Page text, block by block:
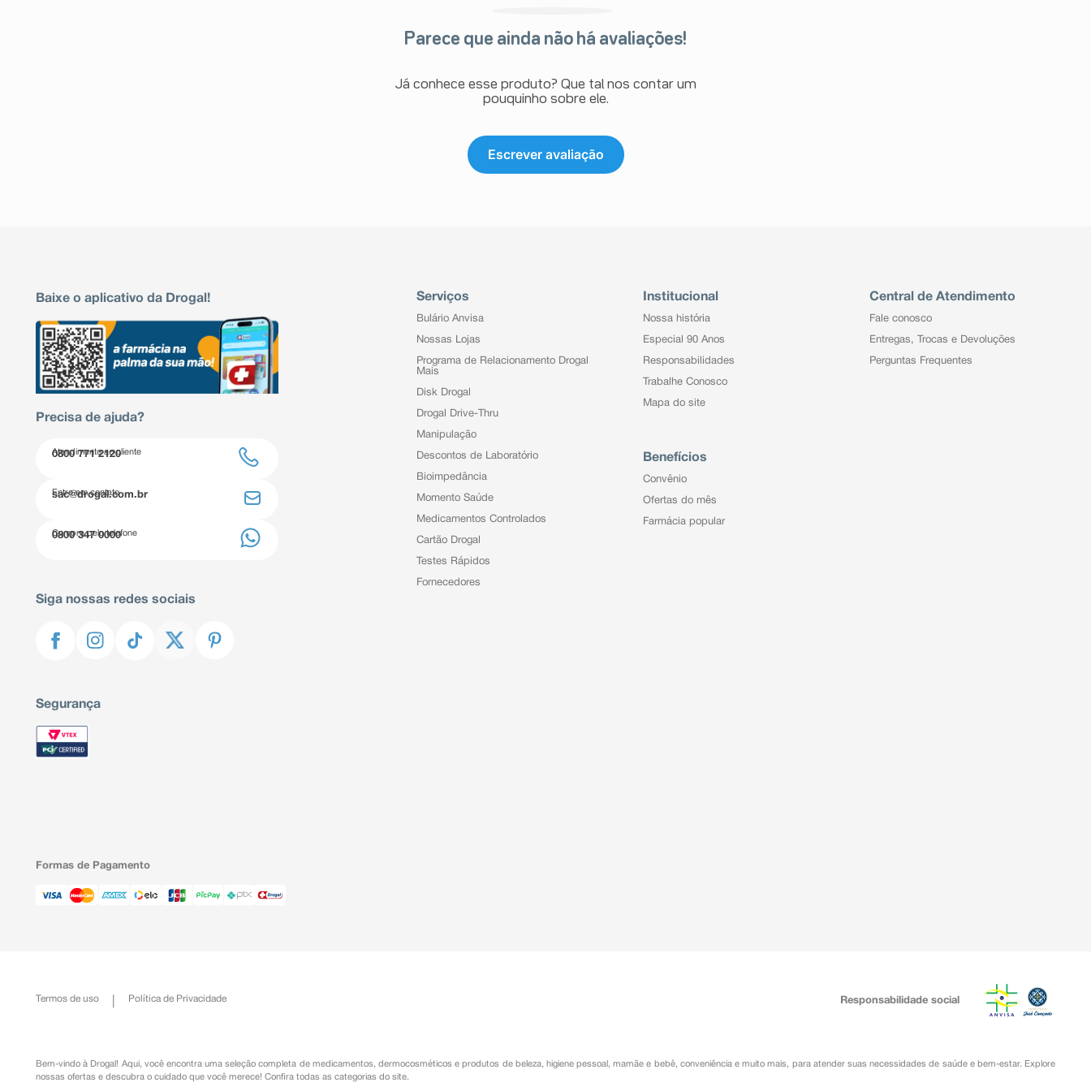
Parece que ainda não há avaliações!
Já conhece esse produto? Que tal nos contar um
pouquinho sobre ele.
Escrever avaliação
Baixe o aplicativo da Drogal!
Precisa de ajuda?
Atendimento ao cliente
0800 771 2120
Entre em contato
sac@drogal.com.br
Compre pelo telefone
0800 347 0000
Siga nossas redes sociais
Segurança
Serviços
Bulário Anvisa
Nossas Lojas
Programa de Relacionamento Drogal
Mais
Disk Drogal
Drogal Drive-Thru
Manipulação
Descontos de Laboratório
Bioimpedância
Momento Saúde
Medicamentos Controlados
Cartão Drogal
Testes Rápidos
Fornecedores
Institucional
Nossa história
Especial 90 Anos
Responsabilidades
Trabalhe Conosco
Mapa do site
Benefícios
Convênio
Ofertas do mês
Farmácia popular
Central de Atendimento
Fale conosco
Entregas, Trocas e Devoluções
Perguntas Frequentes
Formas de Pagamento
Termos de uso Política de Privacidade Responsabilidade social
Bem-vindo à Drogal! Aqui, você encontra uma seleção completa de medicamentos ,dermocosméticos e produtos de beleza, higiene pessoal ,mamãe e bebê, conveniênciae muito mais, para atender suas necessidades de saúde e bem-estar. Explore
nossas ofertas e descubra o cuidado que você merece! Confira todas as categorias do site.